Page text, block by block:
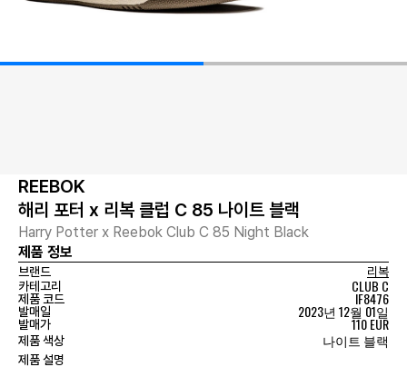
REEBOK
해리 포터 x 리복 클럽 C 85 나이트 블랙
Harry Potter x Reebok Club C 85 Night Black
제품 정보
브랜드
리복
카테고리
CLUB C
제품 코드 IF8476
발매일 2023년 12월 01일
발매가 110 EUR
제품 색상 나이트 블랙
제품 설명